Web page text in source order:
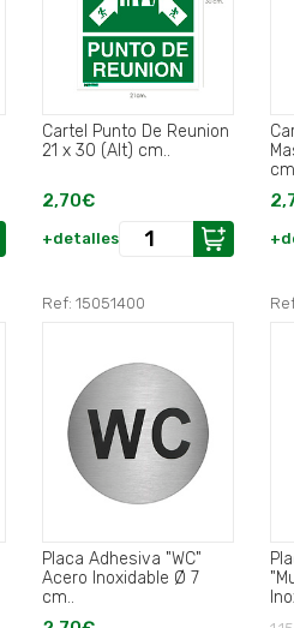
Cartel Punto De Reunion
21 x 30 (Alt) cm..
2,70€
+detalles
Ref: 15051400
Placa Adhesiva "WC"
Acero Inoxidable Ø 7
cm..